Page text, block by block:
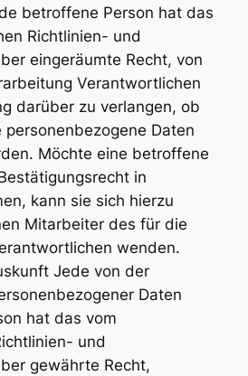
betroffene Person hat das
Richtlinien- und
eingeräumte Recht, von
Verantwortlichen
darüber zu verlangen, ob
Daten
Möchte eine betroffene
in
kann sie sich hierzu
Mitarbeiter des für die
wenden.
Jede von der
Daten
hat das vom
und
gewährte Recht,